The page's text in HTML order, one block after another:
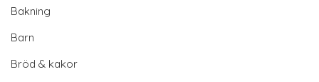
Bakning
Barn
Bröd & kakor